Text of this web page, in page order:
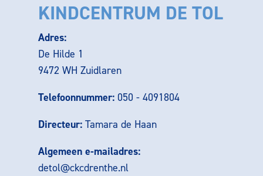
KINDCENTRUM DE TOL
Adres:
De Hilde 1
9472 WH Zuidlaren
Telefoonnummer: 050 - 4091804
Directeur: Tamara de Haan
Algemeen e-mailadres:
detol@ckcdrenthe.nl